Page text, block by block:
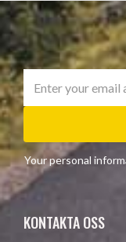
Your personal
KONTAKTA OSS